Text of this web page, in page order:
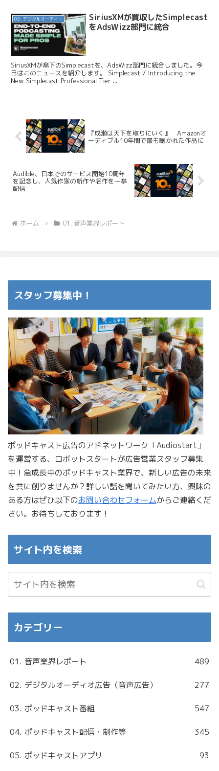
02. デジタルオーディオ広告（音声広告）
SiriusXMが買収したSimplecast
をAdsWizz部門に統合
SiriusXMが傘下のSimplecastを、AdsWizz部門に統合しました。今
日はこのニュースを紹介します。 Simplecast / Introducing the
New Simplecast Professional Tier ...
『成瀬は天下を取りにいく』 Amazonオ
ーディブル10年間で最も聴かれた作品に
Audible、日本でのサービス開始10周年
を記念し、人気作家の新作や名作を一挙
配信
ホーム 01. 音声業界レポート
スタッフ募集中！
ポッドキャスト広告のアドネットワーク「Audiostart」
を運営する、ロボットスタートが広告営業スタッフ募集
中！急成長中のポッドキャスト業界で、新しい広告の未来
を共に創りませんか？詳しい話を聞いてみたい方、興味の
ある方はぜひ以下のお問い合わせフォームからご連絡くだ
さい。お待ちしております！
サイト内を検索
カテゴリー
01. 音声業界レポート 489
02. デジタルオーディオ広告（音声広告） 277
03. ポッドキャスト番組 547
04. ポッドキャスト配信・制作等 345
05. ポッドキャストアプリ 93